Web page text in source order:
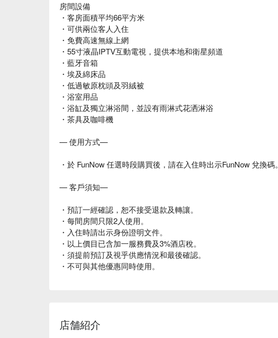
房間設備
・客房面積平均66平方米
・可供兩位客人入住
・免費高速無線上網
・55寸液晶IPTV互動電視，提供本地和衛星頻道
・藍牙音箱
・埃及綿床品
・低過敏原枕頭及羽絨被
・浴室用品
・浴缸及獨立淋浴間，並設有雨淋式花洒淋浴
・茶具及咖啡機
— 使用方式—
・於 FunNow 任選時段購買後，請在入住時出示FunNow 兌換碼。
— 客戶須知—
・預訂一經確認，恕不接受退款及轉讓。
・每間房間只限2人使用。
・入住時請出示身份證明文件。
・以上價目已含加一服務費及3%酒店稅。
・須提前預訂及視乎供應情況和最後確認。
・不可與其他優惠同時使用。
店舗紹介